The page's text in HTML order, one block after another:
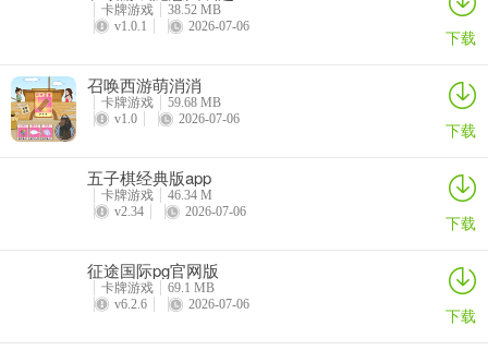
2、你能从马桶里找到什么？呃，似乎不是特别想回答这种问题。马桶
3、兑换速度超级快，0门槛即可兑换出你获胜赢得金币。奔驰宝马游
戏背景
4、九五至尊电子游戏平台优势
5、快速充值支付
7、精致细腻的画风完美的呈现，多种职业可以随意的选择，释放专属
卡牌游戏
38.52 MB
v1.0.1
2026-07-06 下载
召唤西游萌消消
卡牌游戏
59.68 MB
v1.0
2026-07-06 下载
五子棋经典版app
卡牌游戏
46.34 M
v2.34
2026-07-06 下载
征途国际pg官网版
卡牌游戏
69.1 MB
v6.2.6
2026-07-06 下载